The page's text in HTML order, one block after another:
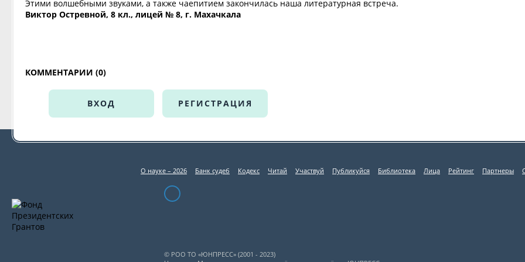
Этими волшебными звуками, а также чаепитием закончилась наша литературная встреча.
Виктор Остревной, 8 кл., лицей № 8, г. Махачкала
КОММЕНТАРИИ (0)
ВХОД РЕГИСТРАЦИЯ
О науке – 2026 Банк судеб Кодекс Читай Участвуй Публикуйся Библиотека Лица Рейтинг Партнеры
© РОО ТО «ЮНПРЕСС» (2001 - 2023)